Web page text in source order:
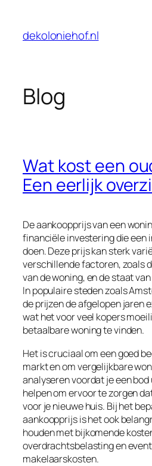
content
dekoloniehof.nl
Blog
Wat kost een
Een eerlijk
De aankoopprijs van een
financiële investering die een
doen. Deze prijs kan sterk
verschillende factoren, zoals
van de woning, en de staat
In populaire steden zoals
de prijzen de afgelopen jaren
wat het voor veel kopers
betaalbare woning te vinden.
Het is cruciaal om een goed
markt en om vergelijkbare
analyseren voordat je een
helpen om ervoor te zorgen
voor je nieuwe huis. Bij het
aankoopprijs is het ook
houden met bijkomende
overdrachtsbelasting en
makelaarskosten.